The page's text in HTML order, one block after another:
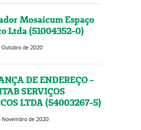
Mosaicum Espaço
Ltda (51004352-0)
Outubro de 2020
DE ENDEREÇO -
SERVIÇOS
LTDA (54003267-5)
Novembro de 2020